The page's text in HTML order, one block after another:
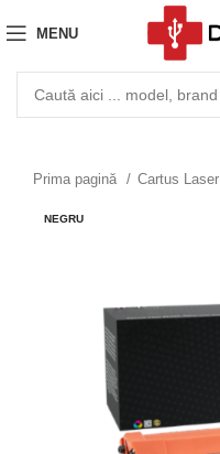
MENU
Prima pagină Cartus Laser
NEGRU